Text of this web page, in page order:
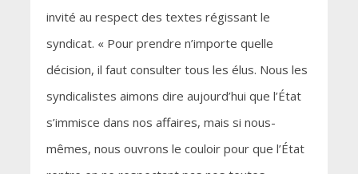
invité au respect des textes régissant le
syndicat. « Pour prendre n’importe quelle
décision, il faut consulter tous les élus. Nous les
syndicalistes aimons dire aujourd’hui que l’État
s’immisce dans nos affaires, mais si nous-
mêmes, nous ouvrons le couloir pour que l’État